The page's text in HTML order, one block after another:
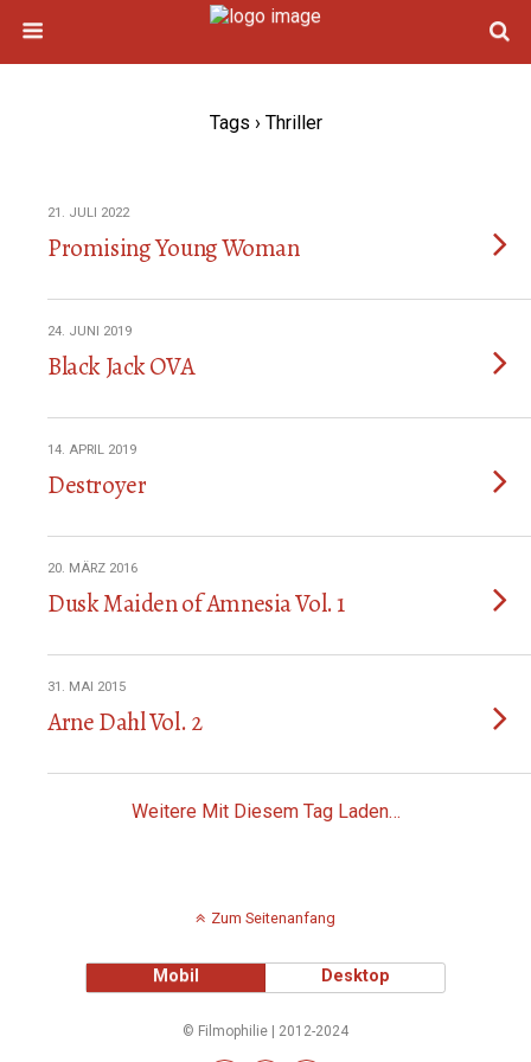
Tags › Thriller
21. JULI 2022
Promising Young Woman
24. JUNI 2019
Black Jack OVA
14. APRIL 2019
Destroyer
20. MÄRZ 2016
Dusk Maiden of Amnesia Vol. 1
31. MAI 2015
Arne Dahl Vol. 2
Weitere Mit Diesem Tag Laden…
Zum Seitenanfang
Mobil Desktop
© Filmophilie | 2012-2024